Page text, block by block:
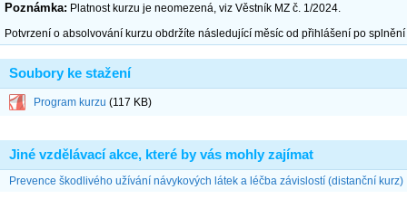
Poznámka: Platnost kurzu je neomezená, viz Věstník MZ č. 1/2024.
Potvrzení o absolvování kurzu obdržíte následující měsíc od přihlášení po
Soubory ke stažení
Program kurzu (117 KB)
Jiné vzdělávací akce, které by vás mohly zajímat
Prevence škodlivého užívání návykových látek a léčba závislostí (distanční kurz)